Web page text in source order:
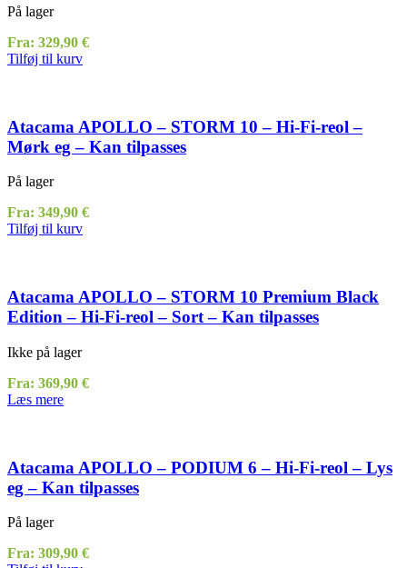
På lager
Fra: 329,90 €
Tilføj til kurv
Atacama APOLLO – STORM 10 – Hi-Fi-reol –
Mørk eg – Kan tilpasses
På lager
Fra: 349,90 €
Tilføj til kurv
Atacama APOLLO – STORM 10 Premium Black
Edition – Hi-Fi-reol – Sort – Kan tilpasses
Ikke på lager
Fra: 369,90 €
Læs mere
Atacama APOLLO – PODIUM 6 – Hi-Fi-reol – Lys
eg – Kan tilpasses
På lager
Fra: 309,90 €